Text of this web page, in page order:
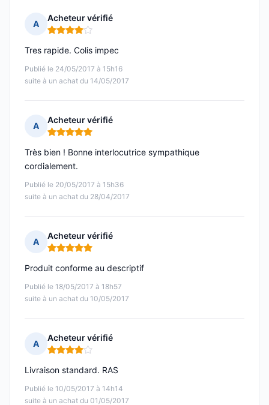
A
Acheteur vérifié
Note : 4 sur 5
Publié le 24/05/2017 à 15h16
suite à un achat du 14/05/2017
Tres rapide. Colis impec
A
Acheteur vérifié
Note : 5 sur 5
Publié le 20/05/2017 à 15h36
suite à un achat du 28/04/2017
Très bien ! Bonne interlocutrice sympathique
cordialement.
A
Acheteur vérifié
Note : 5 sur 5
Publié le 18/05/2017 à 18h57
suite à un achat du 10/05/2017
Produit conforme au descriptif
A
Acheteur vérifié
Note : 4 sur 5
Publié le 10/05/2017 à 14h14
suite à un achat du 01/05/2017
Livraison standard. RAS